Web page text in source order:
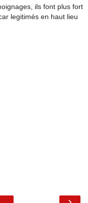
ils font plus fort
legitimés en haut lieu